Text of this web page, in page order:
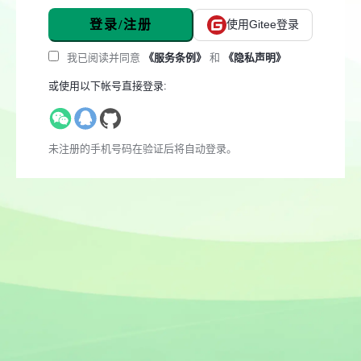
登录/注册 使用Gitee登录
我已阅读并同意 《服务条例》 和 《隐私声明》
或使用以下帐号直接登录:
未注册的手机号码在验证后将自动登录。